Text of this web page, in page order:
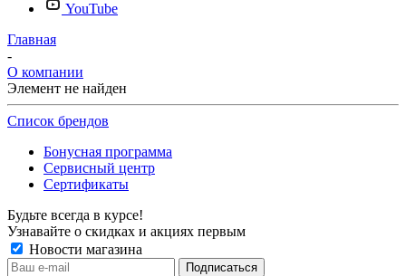
YouTube
Главная
-
О компании
Элемент не найден
Список брендов
Бонусная программа
Сервисный центр
Сертификаты
Будьте всегда в курсе!
Узнавайте о скидках и акциях первым
Новости магазина